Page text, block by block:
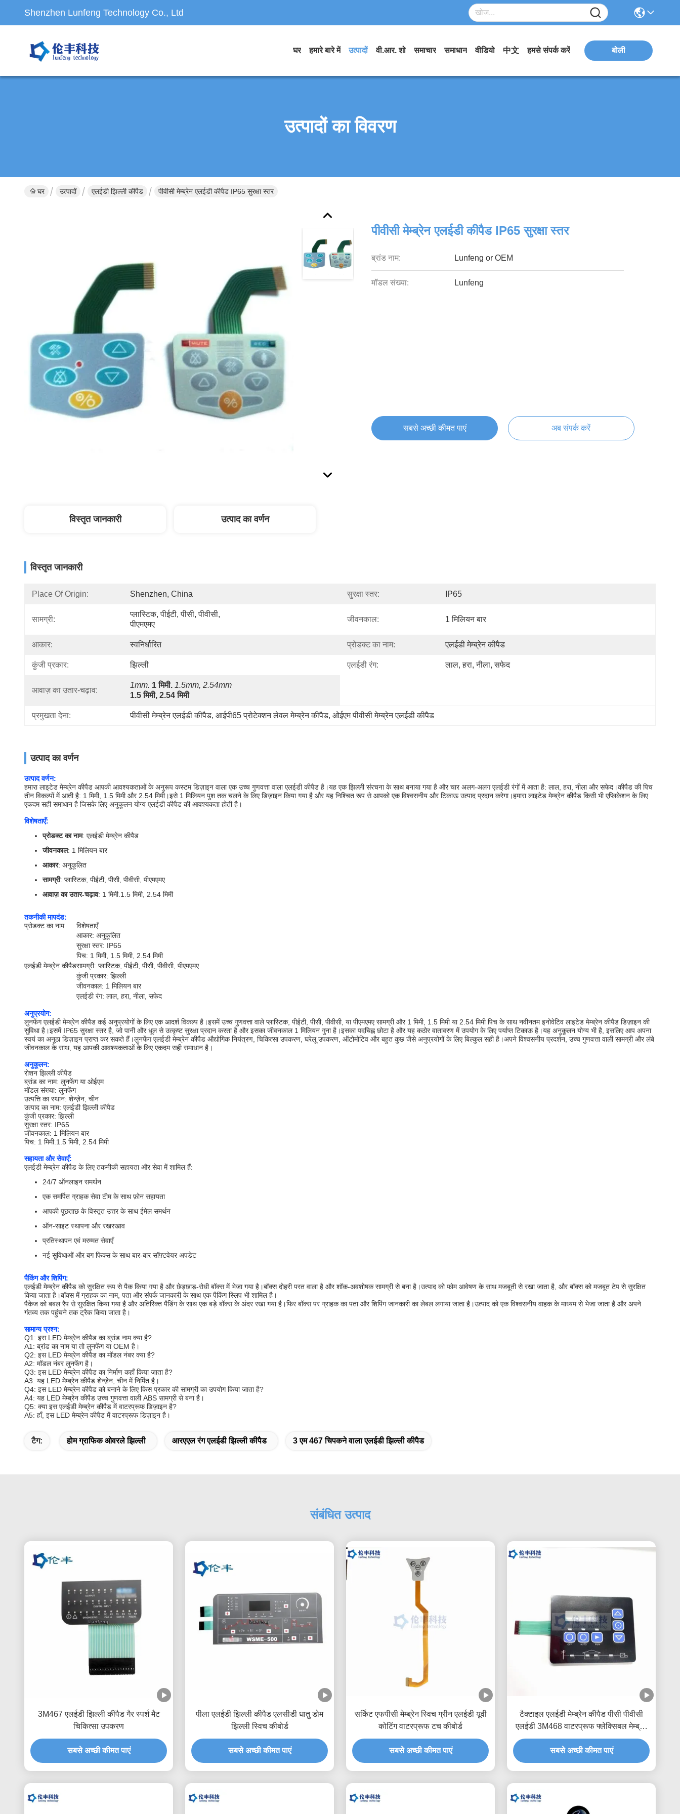
Shenzhen Lunfeng Technology Co., Ltd
घर हमारे बारे में उत्पादों वी.आर. शो समाचार समाधान वीडियो 中文 हमसे संपर्क करें बोली
उत्पादों का विवरण
घर उत्पादों एलईडी झिल्ली कीपैड पीवीसी मेम्ब्रेन एलईडी कीपैड IP65 सुरक्षा स्तर
पीवीसी मेम्ब्रेन एलईडी कीपैड IP65 सुरक्षा स्तर
ब्रांड नाम: Lunfeng or OEM
मॉडल संख्या: Lunfeng
सबसे अच्छी कीमत पाएं अब संपर्क करें
विस्तृत जानकारी उत्पाद का वर्णन
विस्तृत जानकारी
Place Of Origin: Shenzhen, China सुरक्षा स्तर: IP65
सामग्री:
प्लास्टिक, पीईटी, पीसी, पीवीसी,
पीएमएमए
जीवनकाल: 1 मिलियन बार
आकार: स्वनिर्धारित प्रोडक्ट का नाम: एलईडी मेम्ब्रेन कीपैड
कुंजी प्रकार: झिल्ली एलईडी रंग: लाल, हरा, नीला, सफेद
आवाज़ का उतार-चढ़ाव:
1mm. 1 मिमी. 1.5mm, 2.54mm
1.5 मिमी, 2.54 मिमी
प्रमुखता देना: पीवीसी मेम्ब्रेन एलईडी कीपैड, आईपी65 प्रोटेक्शन लेवल मेम्ब्रेन कीपैड, ओईएम पीवीसी मेम्ब्रेन एलईडी कीपैड
उत्पाद का वर्णन
उत्पाद वर्णन:
हमारा लाइटेड मेम्ब्रेन कीपैड आपकी आवश्यकताओं के अनुरूप कस्टम डिज़ाइन वाला एक उच्च गुणवत्ता वाला एलईडी कीपैड है।यह एक झिल्ली संरचना के साथ बनाया गया है और चार अलग-अलग एलईडी रंगों में आता है: लाल, हरा, नीला और सफेद।कीपैड की पिच
तीन विकल्पों में आती है: 1 मिमी, 1.5 मिमी और 2.54 मिमी।इसे 1 मिलियन पुश तक चलने के लिए डिज़ाइन किया गया है और यह निश्चित रूप से आपको एक विश्वसनीय और टिकाऊ उत्पाद प्रदान करेगा।हमारा लाइटेड मेम्ब्रेन कीपैड किसी भी एप्लिकेशन के लिए
एकदम सही समाधान है जिसके लिए अनुकूलन योग्य एलईडी कीपैड की आवश्यकता होती है।
विशेषताएँ:
प्रोडक्ट का नाम: एलईडी मेम्ब्रेन कीपैड
जीवनकाल: 1 मिलियन बार
आकार: अनुकूलित
सामग्री: प्लास्टिक, पीईटी, पीसी, पीवीसी, पीएमएमए
आवाज़ का उतार-चढ़ाव: 1 मिमी.1.5 मिमी, 2.54 मिमी
तकनीकी मापदंड:
प्रोडक्ट का नाम
विशेषताएँ
एलईडी मेम्ब्रेन कीपैड
आकार: अनुकूलित
सुरक्षा स्तर: IP65
पिच: 1 मिमी, 1.5 मिमी, 2.54 मिमी
सामग्री: प्लास्टिक, पीईटी, पीसी, पीवीसी, पीएमएमए
कुंजी प्रकार: झिल्ली
जीवनकाल: 1 मिलियन बार
एलईडी रंग: लाल, हरा, नीला, सफेद
अनुप्रयोग:
लुनफेंग एलईडी मेम्ब्रेन कीपैड कई अनुप्रयोगों के लिए एक आदर्श विकल्प है।इसमें उच्च गुणवत्ता वाले प्लास्टिक, पीईटी, पीसी, पीवीसी, या पीएमएमए सामग्री और 1 मिमी, 1.5 मिमी या 2.54 मिमी पिच के साथ नवीनतम इनोवेटिव लाइटेड मेम्ब्रेन कीपैड डिज़ाइन की
सुविधा है।इसमें IP65 सुरक्षा स्तर है, जो पानी और धूल से उत्कृष्ट सुरक्षा प्रदान करता है और इसका जीवनकाल 1 मिलियन गुना है।इसका पदचिह्न छोटा है और यह कठोर वातावरण में उपयोग के लिए पर्याप्त टिकाऊ है।यह अनुकूलन योग्य भी है, इसलिए आप अपना
स्वयं का अनूठा डिज़ाइन प्राप्त कर सकते हैं।लुनफेंग एलईडी मेम्ब्रेन कीपैड औद्योगिक नियंत्रण, चिकित्सा उपकरण, घरेलू उपकरण, ऑटोमोटिव और बहुत कुछ जैसे अनुप्रयोगों के लिए बिल्कुल सही है।अपने विश्वसनीय प्रदर्शन, उच्च गुणवत्ता वाली सामग्री और लंबे
जीवनकाल के साथ, यह आपकी आवश्यकताओं के लिए एकदम सही समाधान है।
अनुकूलन:
रोशन झिल्ली कीपैड
ब्रांड का नाम: लुनफेंग या ओईएम
मॉडल संख्या: लुनफेंग
उत्पत्ति का स्थान: शेन्ज़ेन, चीन
उत्पाद का नाम: एलईडी झिल्ली कीपैड
कुंजी प्रकार: झिल्ली
सुरक्षा स्तर: IP65
जीवनकाल: 1 मिलियन बार
पिच: 1 मिमी.1.5 मिमी, 2.54 मिमी
सहायता और सेवाएँ:
एलईडी मेम्ब्रेन कीपैड के लिए तकनीकी सहायता और सेवा में शामिल हैं:
24/7 ऑनलाइन समर्थन
एक समर्पित ग्राहक सेवा टीम के साथ फ़ोन सहायता
आपकी पूछताछ के विस्तृत उत्तर के साथ ईमेल समर्थन
ऑन-साइट स्थापना और रखरखाव
प्रतिस्थापन एवं मरम्मत सेवाएँ
नई सुविधाओं और बग फिक्स के साथ बार-बार सॉफ़्टवेयर अपडेट
पैकिंग और शिपिंग:
एलईडी मेम्ब्रेन कीपैड को सुरक्षित रूप से पैक किया गया है और छेड़छाड़-रोधी बॉक्स में भेजा गया है।बॉक्स दोहरी परत वाला है और शॉक-अवशोषक सामग्री से बना है।उत्पाद को फोम आवेषण के साथ मजबूती से रखा जाता है, और बॉक्स को मजबूत टेप से सुरक्षित
किया जाता है।बॉक्स में ग्राहक का नाम, पता और संपर्क जानकारी के साथ एक पैकिंग स्लिप भी शामिल है।
पैकेज को बबल रैप से सुरक्षित किया गया है और अतिरिक्त पैडिंग के साथ एक बड़े बॉक्स के अंदर रखा गया है।फिर बॉक्स पर ग्राहक का पता और शिपिंग जानकारी का लेबल लगाया जाता है।उत्पाद को एक विश्वसनीय वाहक के माध्यम से भेजा जाता है और अपने
गंतव्य तक पहुंचने तक ट्रैक किया जाता है।
सामान्य प्रश्न:
Q1: इस LED मेम्ब्रेन कीपैड का ब्रांड नाम क्या है?
A1: ब्रांड का नाम या तो लुनफेंग या OEM है।
Q2: इस LED मेम्ब्रेन कीपैड का मॉडल नंबर क्या है?
A2: मॉडल नंबर लुनफेंग है।
Q3: इस LED मेम्ब्रेन कीपैड का निर्माण कहाँ किया जाता है?
A3: यह LED मेम्ब्रेन कीपैड शेन्ज़ेन, चीन में निर्मित है।
Q4: इस LED मेम्ब्रेन कीपैड को बनाने के लिए किस प्रकार की सामग्री का उपयोग किया जाता है?
A4: यह LED मेम्ब्रेन कीपैड उच्च गुणवत्ता वाली ABS सामग्री से बना है।
Q5: क्या इस एलईडी मेम्ब्रेन कीपैड में वाटरप्रूफ डिज़ाइन है?
A5: हाँ, इस LED मेम्ब्रेन कीपैड में वाटरप्रूफ डिज़ाइन है।
टैग: होम ग्राफिक ओवरले झिल्ली आरएएल रंग एलईडी झिल्ली कीपैड 3 एम 467 चिपकने वाला एलईडी झिल्ली कीपैड
संबंधित उत्पाद
3M467 एलईडी झिल्ली कीपैड गैर स्पर्श मैट
चिकित्सा उपकरण
सबसे अच्छी कीमत पाएं
पीला एलईडी झिल्ली कीपैड एलसीडी धातु डोम
झिल्ली स्विच कीबोर्ड
सबसे अच्छी कीमत पाएं
सर्किट एफपीसी मेम्ब्रेन स्विच ग्रीन एलईडी यूवी
कोटिंग वाटरप्रूफ टच कीबोर्ड
सबसे अच्छी कीमत पाएं
टैक्टाइल एलईडी मेम्ब्रेन कीपैड पीसी पीवीसी
एलईडी 3M468 वाटरप्रूफ फ्लेक्सिबल मेम्ब्रेन
स्विच
सबसे अच्छी कीमत पाएं